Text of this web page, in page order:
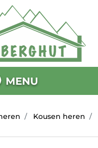
MENU
Kousen heren